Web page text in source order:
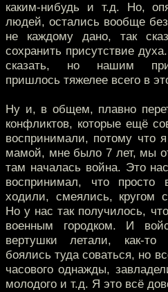
каким-нибудь и т.д. Но,
людей, остались вообще
не каждому дано, так
сохранить присутствие
сказать, но нашим
пришлось тяжелее всего в
Ну и, в общем, плавно
конфликтов, которые ещё
воспринимали, потому что
мамой, мне было 7 лет, мы
там началась война. Это
воспринимал, что просто
ходили, смеялись, кругом
Но у нас так получилось,
военным городком. И
вертушки летали, как-
боялись туда соваться, но
часового однажды,
молодого и т.д. Я это всё